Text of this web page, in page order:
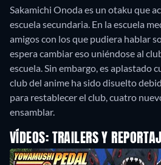
Sakamichi Onoda es un otaku que
escuela secundaria. En la escuela
amigos con los que pudiera hablar
espera cambiar eso uniéndose al
escuela. Sin embargo, es aplastado
club del anime ha sido disuelto
para restablecer el club, cuatro
ensamblar.
VÍDEOS: TRAILERS Y